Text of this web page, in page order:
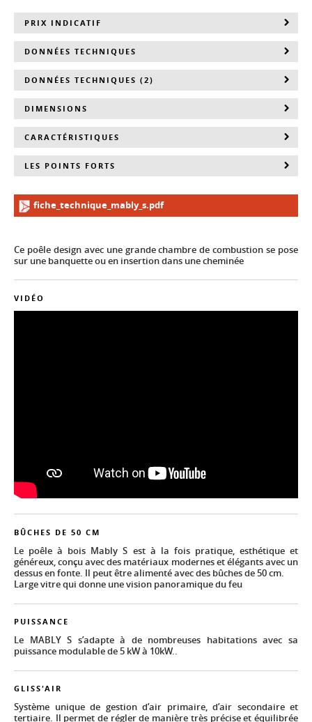
Ce poêle design avec une grande chambre de combustion se pose
sur une banquette ou en insertion dans une cheminée
VIDÉO
BÛCHES DE 50 CM
Le poêle à bois Mably S est à la fois pratique, esthétique et
généreux, conçu avec des matériaux modernes et élégants avec un
dessus en fonte. Il peut être alimenté avec des bûches de 50 cm.
Large vitre qui donne une vision panoramique du feu
PUISSANCE
Le MABLY S s’adapte à de nombreuses habitations avec sa
puissance modulable de 5 kW à 10kW..
GLISS'AIR
Système unique de gestion d’air primaire, d’air secondaire et
tertiaire. Il permet de régler de manière très précise et équilibrée
PRIX INDICATIF
DONNÉES TECHNIQUES
DONNÉES TECHNIQUES (2)
DIMENSIONS
CARACTÉRISTIQUES
LES POINTS FORTS
fiche_technique_mably_s.pdf